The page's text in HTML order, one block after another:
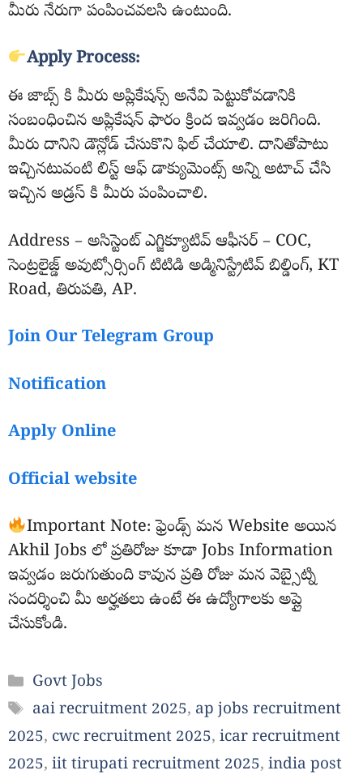
మీరు నేరుగా పంపించవలసి ఉంటుంది.
Apply Process:
ఈ జాబ్స్ కి మీరు అప్లికేషన్స్ అనేవి పెట్టుకోవడానికి
సంబంధించిన అప్లికేషన్ ఫారం క్రింద ఇవ్వడం జరిగింది.
మీరు దానిని డౌన్లోడ్ చేసుకొని ఫిల్ చేయాలి. దానితోపాటు
ఇచ్చినటువంటి లిస్ట్ ఆఫ్ డాక్యుమెంట్స్ అన్ని అటాచ్ చేసి
ఇచ్చిన అడ్రస్ కి మీరు పంపించాలి.
Address – అసిస్టెంట్ ఎగ్జిక్యూటివ్ ఆఫీసర్ – COC,
సెంట్రలైజ్డ్ అవుట్సోర్సింగ్ టిటిడి అడ్మినిస్ట్రేటివ్ బిల్డింగ్, KT
Road, తిరుపతి, AP.
Join Our Telegram Group
Notification
Apply Online
Official website
Important Note: ఫ్రెండ్స్ మన Website అయిన
Akhil Jobs లో ప్రతిరోజు కూడా Jobs Information
ఇవ్వడం జరుగుతుంది కావున ప్రతి రోజు మన వెబ్సైట్ని
సందర్శించి మీ అర్హతలు ఉంటే ఈ ఉద్యోగాలకు అప్లై
చేసుకోండి.
Categories
Govt Jobs
Tags
aai recruitment 2025, ap jobs recruitment
2025, cwc recruitment 2025, icar recruitment
2025, iit tirupati recruitment 2025, india post